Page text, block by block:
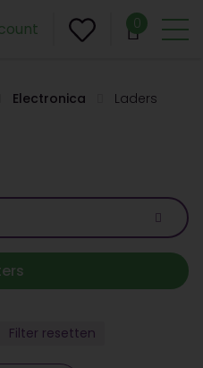
0
Electronica Laders
Filter resetten